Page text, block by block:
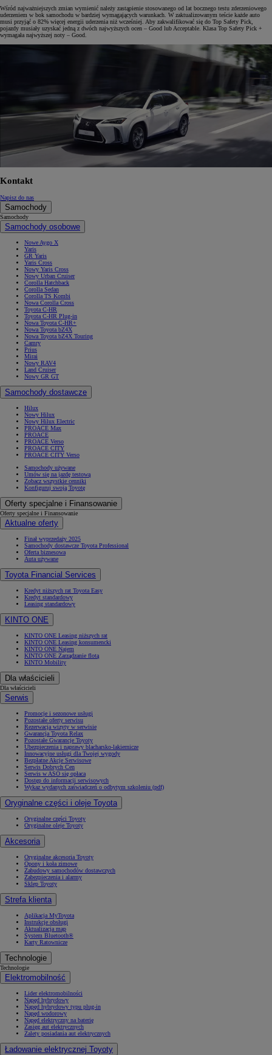
Wśród najważniejszych zmian wymienić należy zastąpienie stosowanego od lat bocznego testu zderzeniowego
uderzeniem w bok samochodu w bardziej wymagających warunkach. W zaktualizowanym teście każde auto
musi przyjąć o 82% więcej energii uderzenia niż wcześniej. Aby zakwalifikować się do Top Safety Pick,
pojazdy musiały uzyskać jedną z dwóch najwyższych ocen – Good lub Acceptable. Klasa Top Safety Pick +
wymagała najwyższej noty – Good.
Kontakt
Napisz do nas
Samochody
Samochody
Samochody osobowe
Nowe Aygo X
Yaris
GR Yaris
Yaris Cross
Nowy Yaris Cross
Nowy Urban Cruiser
Corolla Hatchback
Corolla Sedan
Corolla TS Kombi
Nowa Corolla Cross
Toyota C-HR
Toyota C-HR Plug-in
Nowa Toyota C-HR+
Nowa Toyota bZ4X
Nowa Toyota bZ4X Touring
Camry
Prius
Mirai
Nowy RAV4
Land Cruiser
Nowy GR GT
Samochody dostawcze
Hilux
Nowy Hilux
Nowy Hilux Electric
PROACE Max
PROACE
PROACE Verso
PROACE CITY
PROACE CITY Verso
Samochody używane
Umów się na jazdę testową
Zobacz wszystkie cenniki
Konfiguruj swoją Toyotę
Oferty specjalne i Finansowanie
Oferty specjalne i Finansowanie
Aktualne oferty
Finał wyprzedaży 2025
Samochody dostawcze Toyota Professional
Oferta biznesowa
Auta używane
Toyota Financial Services
Kredyt niższych rat Toyota Easy
Kredyt standardowy
Leasing standardowy
KINTO ONE
KINTO ONE Leasing niższych rat
KINTO ONE Leasing konsumencki
KINTO ONE Najem
KINTO ONE Zarządzanie flotą
KINTO Mobility
Dla właścicieli
Dla właścicieli
Serwis
Promocje i sezonowe usługi
Pozostałe oferty serwisu
Rezerwacja wizyty w serwisie
Gwarancja Toyota Relax
Pozostałe Gwarancje Toyoty
Ubezpieczenia i naprawy blacharsko-lakiernicze
Innowacyjne usługi dla Twojej wygody
Bezpłatne Akcje Serwisowe
Serwis Dobrych Cen
Serwis w ASO się opłaca
Dostęp do informacji serwisowych
Wykaz wydanych zaświadczeń o odbytym szkoleniu (pdf)
Oryginalne części i oleje Toyota
Oryginalne części Toyoty
Oryginalne oleje Toyoty
Akcesoria
Oryginalne akcesoria Toyoty
Opony i koła zimowe
Zabudowy samochodów dostawczych
Zabezpieczenia i alarmy
Sklep Toyoty
Strefa klienta
Aplikacja MyToyota
Instrukcje obsługi
Aktualizacja map
System Bluetooth®
Karty Ratownicze
Technologie
Technologie
Elektromobilność
Lider elektromobilności
Napęd hybrydowy
Napęd hybrydowy typu plug-in
Napęd wodorowy
Napęd elektryczny na baterię
Zasięg aut elektrycznych
Zalety posiadania aut elektrycznych
Ładowanie elektrycznej Toyoty